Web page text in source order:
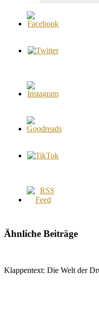
Ähnliche Beiträge
Klappentext: Die Welt der